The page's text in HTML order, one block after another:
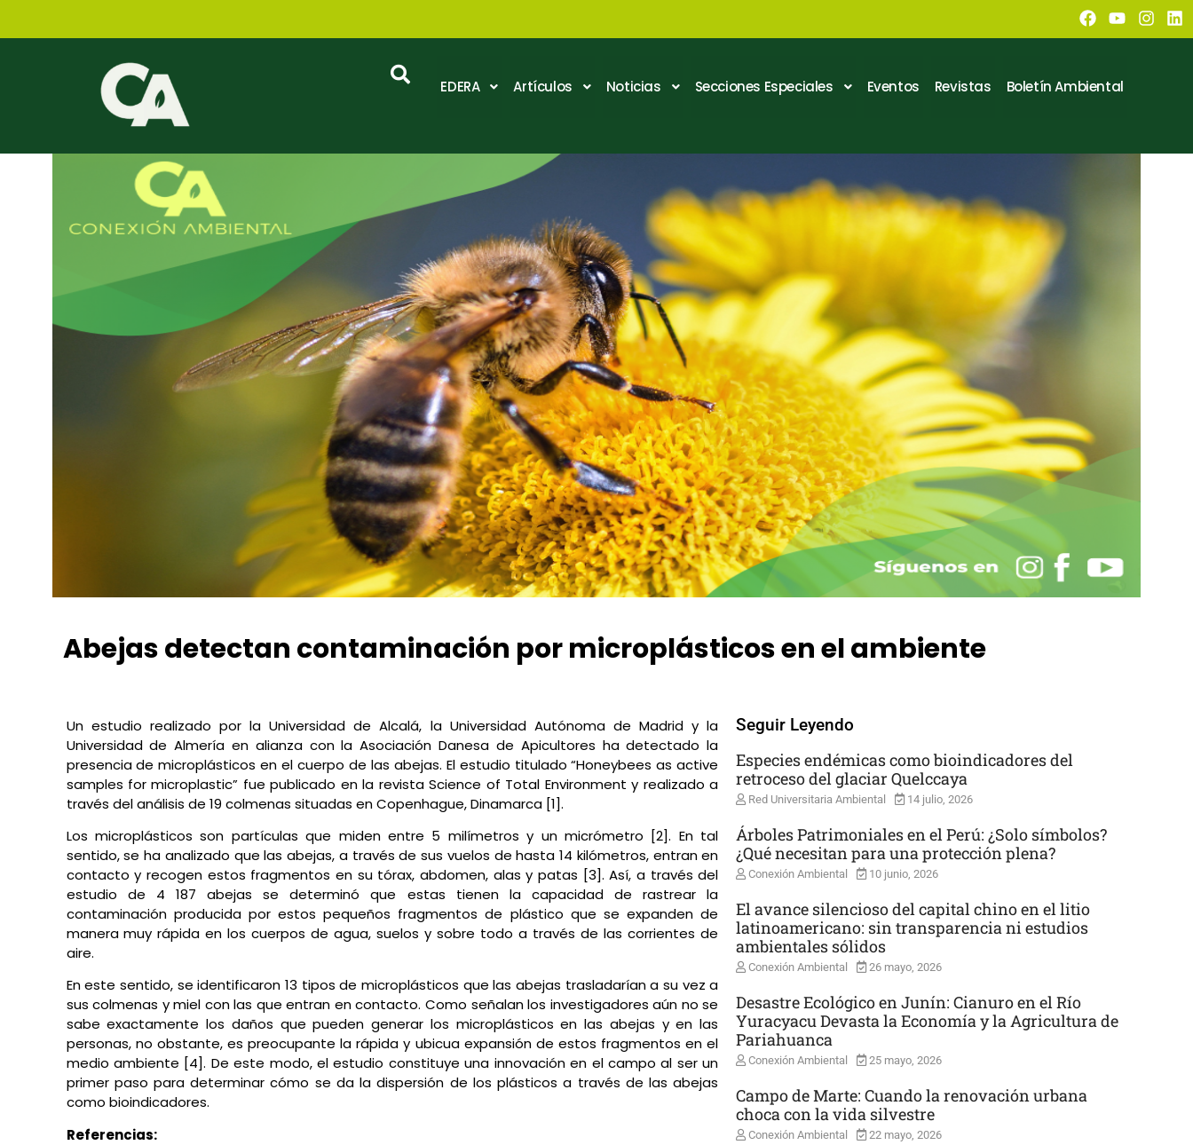
EDERA Artículos Noticias Secciones Especiales Eventos Revistas Boletín Ambiental
Abejas detectan contaminación por microplásticos en el ambiente
Un estudio realizado por la Universidad de Alcalá, la Universidad Autónoma de Madrid y la
Universidad de Almería en alianza con la Asociación Danesa de Apicultores ha detectado la
presencia de microplásticos en el cuerpo de las abejas. El estudio titulado “Honeybees as active
samples for microplastic” fue publicado en la revista Science of Total Environment y realizado a
través del análisis de 19 colmenas situadas en Copenhague, Dinamarca [1].
Los microplásticos son partículas que miden entre 5 milímetros y un micrómetro [2]. En tal
sentido, se ha analizado que las abejas, a través de sus vuelos de hasta 14 kilómetros, entran en
contacto y recogen estos fragmentos en su tórax, abdomen, alas y patas [3]. Así, a través del
estudio de 4 187 abejas se determinó que estas tienen la capacidad de rastrear la
contaminación producida por estos pequeños fragmentos de plástico que se expanden de
manera muy rápida en los cuerpos de agua, suelos y sobre todo a través de las corrientes de
aire.
En este sentido, se identificaron 13 tipos de microplásticos que las abejas trasladarían a su vez a
sus colmenas y miel con las que entran en contacto. Como señalan los investigadores aún no se
sabe exactamente los daños que pueden generar los microplásticos en las abejas y en las
personas, no obstante, es preocupante la rápida y ubicua expansión de estos fragmentos en el
medio ambiente [4]. De este modo, el estudio constituye una innovación en el campo al ser un
primer paso para determinar cómo se da la dispersión de los plásticos a través de las abejas
como bioindicadores.
Referencias:
Seguir Leyendo
Especies endémicas como bioindicadores del
retroceso del glaciar Quelccaya
Red Universitaria Ambiental 14 julio, 2026
Árboles Patrimoniales en el Perú: ¿Solo símbolos?
¿Qué necesitan para una protección plena?
Conexión Ambiental 10 junio, 2026
El avance silencioso del capital chino en el litio
latinoamericano: sin transparencia ni estudios
ambientales sólidos
Conexión Ambiental 26 mayo, 2026
Desastre Ecológico en Junín: Cianuro en el Río
Yuracyacu Devasta la Economía y la Agricultura de
Pariahuanca
Conexión Ambiental 25 mayo, 2026
Campo de Marte: Cuando la renovación urbana
choca con la vida silvestre
Conexión Ambiental 22 mayo, 2026